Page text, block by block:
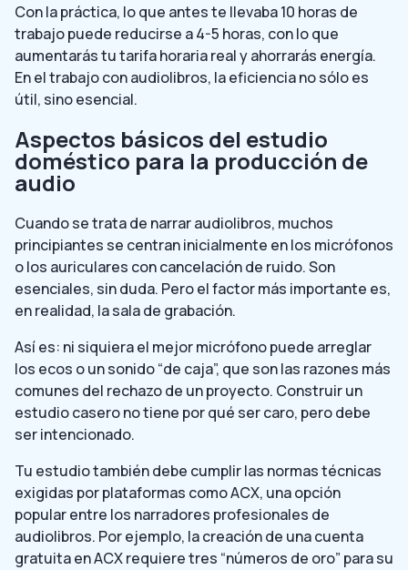
Con la práctica, lo que antes te llevaba 10 horas de
trabajo puede reducirse a 4-5 horas, con lo que
aumentarás tu tarifa horaria real y ahorrarás energía.
En el trabajo con audiolibros, la eficiencia no sólo es
útil, sino esencial.
Aspectos básicos del estudio
doméstico para la producción de
audio
Cuando se trata de narrar audiolibros, muchos
principiantes se centran inicialmente en los micrófonos
o los auriculares con cancelación de ruido. Son
esenciales, sin duda. Pero el factor más importante es,
en realidad, la sala de grabación.
Así es: ni siquiera el mejor micrófono puede arreglar
los ecos o un sonido “de caja”, que son las razones más
comunes del rechazo de un proyecto. Construir un
estudio casero no tiene por qué ser caro, pero debe
ser intencionado.
Tu estudio también debe cumplir las normas técnicas
exigidas por plataformas como ACX, una opción
popular entre los narradores profesionales de
audiolibros. Por ejemplo, la creación de una cuenta
gratuita en ACX requiere tres “números de oro” para su